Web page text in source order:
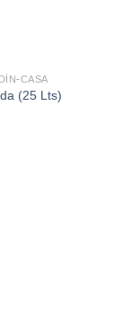
CASA
(25 Lts)